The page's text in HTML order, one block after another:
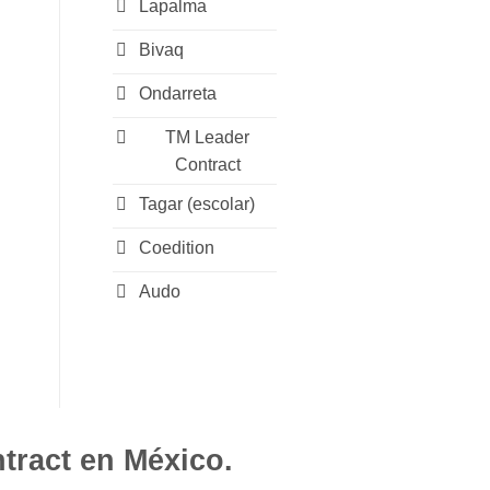
Lapalma
Bivaq
Ondarreta
TM Leader
Contract
Tagar (escolar)
Coedition
Audo
en México.